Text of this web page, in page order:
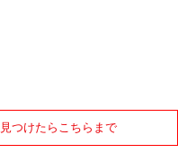
つけたらこちらまで